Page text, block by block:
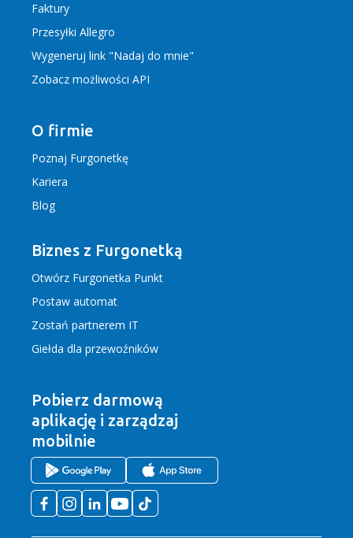
Faktury
Przesyłki Allegro
Wygeneruj link "Nadaj do mnie"
Zobacz możliwości API
O firmie
Poznaj Furgonetkę
Kariera
Blog
Biznes z Furgonetką
Otwórz Furgonetka Punkt
Postaw automat
Zostań partnerem IT
Giełda dla przewoźników
Pobierz darmową
aplikację i zarządzaj
mobilnie